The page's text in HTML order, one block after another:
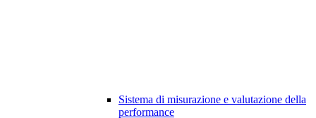
Sistema di misurazione e valutazione della
performance